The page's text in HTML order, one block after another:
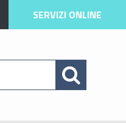
SERVIZI ONLINE